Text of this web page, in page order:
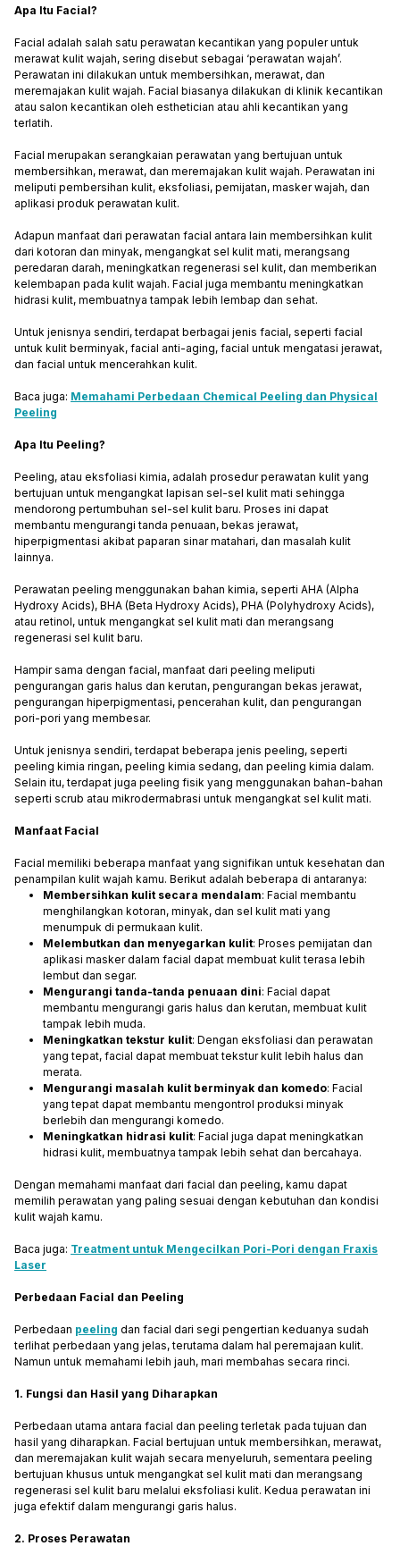
Apa Itu Facial?
Facial adalah salah satu perawatan kecantikan yang populer untuk
merawat kulit wajah, sering disebut sebagai ‘perawatan wajah’.
Perawatan ini dilakukan untuk membersihkan, merawat, dan
meremajakan kulit wajah. Facial biasanya dilakukan di klinik kecantikan
atau salon kecantikan oleh esthetician atau ahli kecantikan yang
terlatih.
Facial merupakan serangkaian perawatan yang bertujuan untuk
membersihkan, merawat, dan meremajakan kulit wajah. Perawatan ini
meliputi pembersihan kulit, eksfoliasi, pemijatan, masker wajah, dan
aplikasi produk perawatan kulit.
Adapun manfaat dari perawatan facial antara lain membersihkan kulit
dari kotoran dan minyak, mengangkat sel kulit mati, merangsang
peredaran darah, meningkatkan regenerasi sel kulit, dan memberikan
kelembapan pada kulit wajah. Facial juga membantu meningkatkan
hidrasi kulit, membuatnya tampak lebih lembap dan sehat.
Untuk jenisnya sendiri, terdapat berbagai jenis facial, seperti facial
untuk kulit berminyak, facial anti-aging, facial untuk mengatasi jerawat,
dan facial untuk mencerahkan kulit.
Baca juga: Memahami Perbedaan Chemical Peeling dan Physical
Peeling
Apa Itu Peeling?
Peeling, atau eksfoliasi kimia, adalah prosedur perawatan kulit yang
bertujuan untuk mengangkat lapisan sel-sel kulit mati sehingga
mendorong pertumbuhan sel-sel kulit baru. Proses ini dapat
membantu mengurangi tanda penuaan, bekas jerawat,
hiperpigmentasi akibat paparan sinar matahari, dan masalah kulit
lainnya.
Perawatan peeling menggunakan bahan kimia, seperti AHA (Alpha
Hydroxy Acids), BHA (Beta Hydroxy Acids), PHA (Polyhydroxy Acids),
atau retinol, untuk mengangkat sel kulit mati dan merangsang
regenerasi sel kulit baru.
Hampir sama dengan facial, manfaat dari peeling meliputi
pengurangan garis halus dan kerutan, pengurangan bekas jerawat,
pengurangan hiperpigmentasi, pencerahan kulit, dan pengurangan
pori-pori yang membesar.
Untuk jenisnya sendiri, terdapat beberapa jenis peeling, seperti
peeling kimia ringan, peeling kimia sedang, dan peeling kimia dalam.
Selain itu, terdapat juga peeling fisik yang menggunakan bahan-bahan
seperti scrub atau mikrodermabrasi untuk mengangkat sel kulit mati.
Manfaat Facial
Facial memiliki beberapa manfaat yang signifikan untuk kesehatan dan
penampilan kulit wajah kamu. Berikut adalah beberapa di antaranya:
Membersihkan kulit secara mendalam: Facial membantu
menghilangkan kotoran, minyak, dan sel kulit mati yang
menumpuk di permukaan kulit.
Melembutkan dan menyegarkan kulit: Proses pemijatan dan
aplikasi masker dalam facial dapat membuat kulit terasa lebih
lembut dan segar.
Mengurangi tanda-tanda penuaan dini: Facial dapat
membantu mengurangi garis halus dan kerutan, membuat kulit
tampak lebih muda.
Meningkatkan tekstur kulit: Dengan eksfoliasi dan perawatan
yang tepat, facial dapat membuat tekstur kulit lebih halus dan
merata.
Mengurangi masalah kulit berminyak dan komedo: Facial
yang tepat dapat membantu mengontrol produksi minyak
berlebih dan mengurangi komedo.
Meningkatkan hidrasi kulit: Facial juga dapat meningkatkan
hidrasi kulit, membuatnya tampak lebih sehat dan bercahaya.
Dengan memahami manfaat dari facial dan peeling, kamu dapat
memilih perawatan yang paling sesuai dengan kebutuhan dan kondisi
kulit wajah kamu.
Baca juga: Treatment untuk Mengecilkan Pori-Pori dengan Fraxis
Laser
Perbedaan Facial dan Peeling
Perbedaan peeling dan facial dari segi pengertian keduanya sudah
terlihat perbedaan yang jelas, terutama dalam hal peremajaan kulit.
Namun untuk memahami lebih jauh, mari membahas secara rinci.
1. Fungsi dan Hasil yang Diharapkan
Perbedaan utama antara facial dan peeling terletak pada tujuan dan
hasil yang diharapkan. Facial bertujuan untuk membersihkan, merawat,
dan meremajakan kulit wajah secara menyeluruh, sementara peeling
bertujuan khusus untuk mengangkat sel kulit mati dan merangsang
regenerasi sel kulit baru melalui eksfoliasi kulit. Kedua perawatan ini
juga efektif dalam mengurangi garis halus.
2. Proses Perawatan